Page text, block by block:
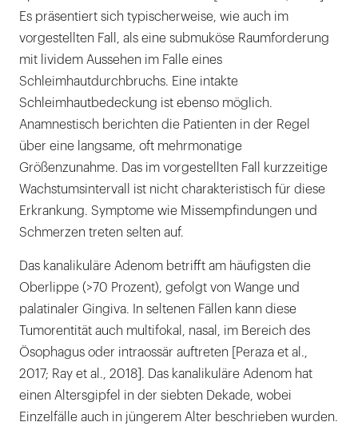
Es präsentiert sich typischerweise, wie auch im
vorgestellten Fall, als eine submuköse Raumforderung
mit lividem Aussehen im Falle eines
Schleimhautdurchbruchs. Eine intakte
Schleimhautbedeckung ist ebenso möglich.
Anamnestisch berichten die Patienten in der Regel
über eine langsame, oft mehrmonatige
Größenzunahme. Das im vorgestellten Fall kurzzeitige
Wachstumsintervall ist nicht charakteristisch für diese
Erkrankung. Symptome wie Missempfindungen und
Schmerzen treten selten auf.
Das kanalikuläre Adenom betrifft am häufigsten die
Oberlippe (>70 Prozent), gefolgt von Wange und
palatinaler Gingiva. In seltenen Fällen kann diese
Tumorentität auch multifokal, nasal, im Bereich des
Ösophagus oder intraossär auftreten [Peraza et al.,
2017; Ray et al., 2018]. Das kanalikuläre Adenom hat
einen Altersgipfel in der siebten Dekade, wobei
Einzelfälle auch in jüngerem Alter beschrieben wurden.